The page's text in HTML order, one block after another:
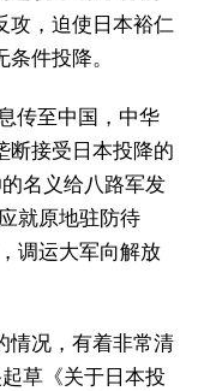
攻，迫使日本裕仁
件投降。
传至中国，中华
断接受日本投降的
名义给八路军发
就原地驻防待
调运大军向解放
情况，有着非常清
草《关于日本投